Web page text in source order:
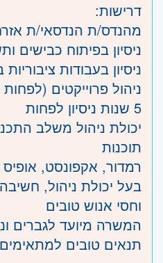
דרישות:
מהנדס/ת הנדסאי/ת
ניסיון בפיתוח כבישים
ניסיון בעבודות
ניהול פרוייקטים
5 שנות ניסיון לפחות
יכולת ניהול משלב
תוכנות
רמדור, אקפונסט,
בעל יכולת ניהול,
וחסי אנוש טובים
המשרה מיועד לגברים
תנאים טובים למתאימים